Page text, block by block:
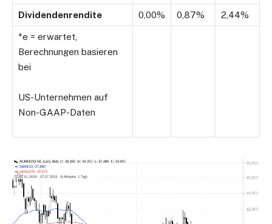
Dividendenrendite 0,00% 0,87% 2,44%
*e = erwartet,
Berechnungen basieren
bei
US-Unternehmen auf
Non-GAAP-Daten